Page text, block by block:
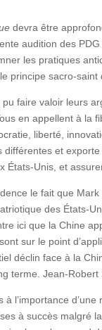
devra être
audition des
les pratiques
principe sacro-
faire valoir leurs
en appellent à la
liberté,
et
États-Unis, et
le fait que
des États-
ici que la Chine
sur le point
déclin face à la
terme. Jean-
l’importance
à succès malgré